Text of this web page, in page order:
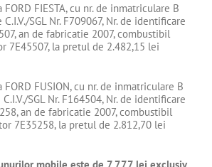
FIESTA, cu nr. de inmatriculare B
C.I.V./SGL Nr. F709067, Nr. de identificare
an de fabricatie 2007, combustibil
7E45507, la pretul de 2.482,15 lei
FUSION, cu nr. de inmatriculare B
C.I.V./SGL Nr. F164504, Nr. de identificare
an de fabricatie 2007, combustibil
7E35258, la pretul de 2.812,70 lei